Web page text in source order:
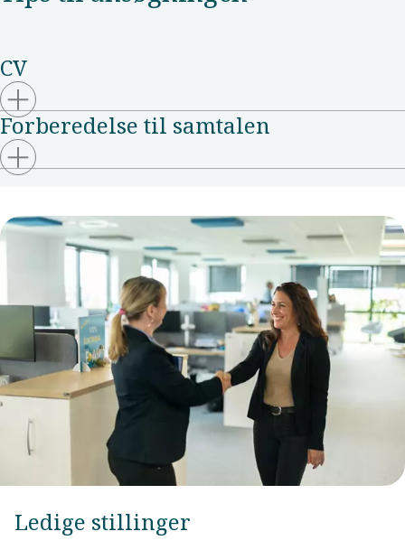
CV
Forberedelse til samtalen
Ledige stillinger